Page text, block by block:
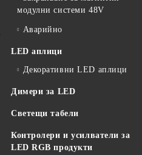
модулни системи 48V
Аварийно
LED аплици
Декоративни LED аплици
Димери за LED
Светещи табели
Контролери и усилватели за
LED RGB продукти